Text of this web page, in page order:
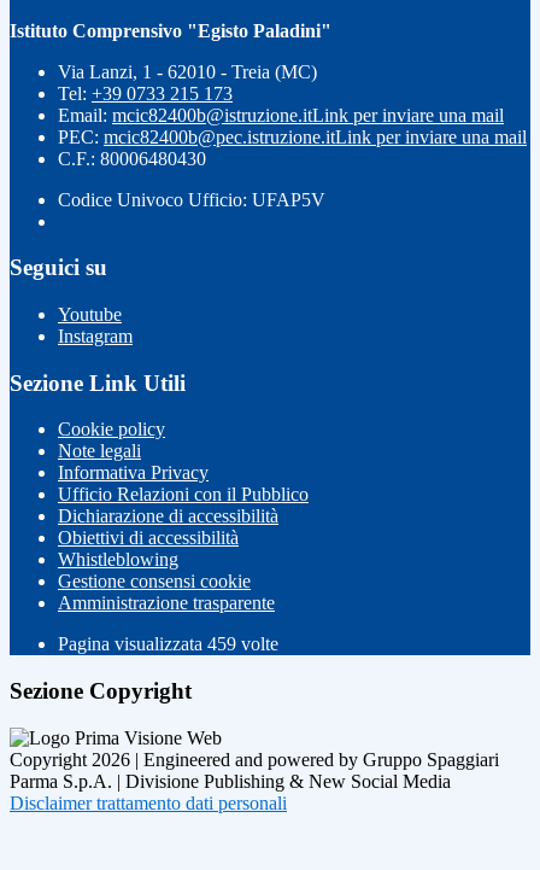
Istituto Comprensivo "Egisto Paladini"
Via Lanzi, 1 - 62010 - Treia (MC)
Tel: +39 0733 215 173
Email: mcic82400b@istruzione.itLink per inviare una mail
PEC: mcic82400b@pec.istruzione.itLink per inviare una mail
C.F.: 80006480430
Codice Univoco Ufficio: UFAP5V
Seguici su
Youtube
Instagram
Sezione Link Utili
Cookie policy
Note legali
Informativa Privacy
Ufficio Relazioni con il Pubblico
Dichiarazione di accessibilità
Obiettivi di accessibilità
Whistleblowing
Gestione consensi cookie
Amministrazione trasparente
Pagina visualizzata 459 volte
Sezione Copyright
Copyright 2026 | Engineered and powered by Gruppo Spaggiari
Parma S.p.A. | Divisione Publishing & New Social Media
Disclaimer trattamento dati personali